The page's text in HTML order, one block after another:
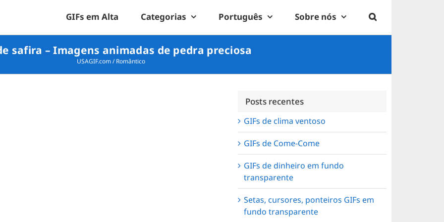
GIFs em Alta Categorias Português Sobre nós
safira – Imagens animadas de pedra preciosa
USAGIF.com/Romântico
Posts recentes
GIFs de clima ventoso
GIFs de Come-Come
GIFs de dinheiro em fundo
transparente
Setas, cursores, ponteiros GIFs em
fundo transparente